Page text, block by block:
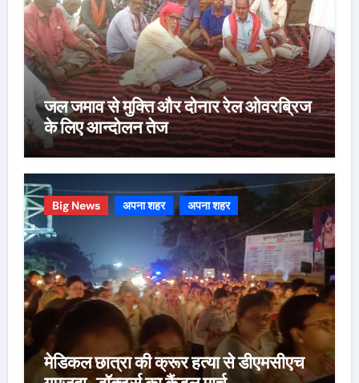
जल जमाव से मुक्ति और दोनार रेल ओवरब्रिज
के लिए आन्दोलन तेज
Big News अपना शहर अपना शहर
मेडिकल छात्रा की क्रूर हत्या से डीएमसीएच